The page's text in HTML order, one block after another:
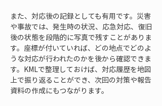
また、対応後の記録としても有用です。災害
や事故では、発生時の状況、応急対応、復旧
後の状態を段階的に写真で残すことがありま
す。座標が付いていれば、どの地点でどのよ
うな対応が行われたのかを後から確認できま
す。KMLで整理しておけば、対応履歴を地図
上で振り返ることができ、次回の対策や報告
資料の作成にもつながります。